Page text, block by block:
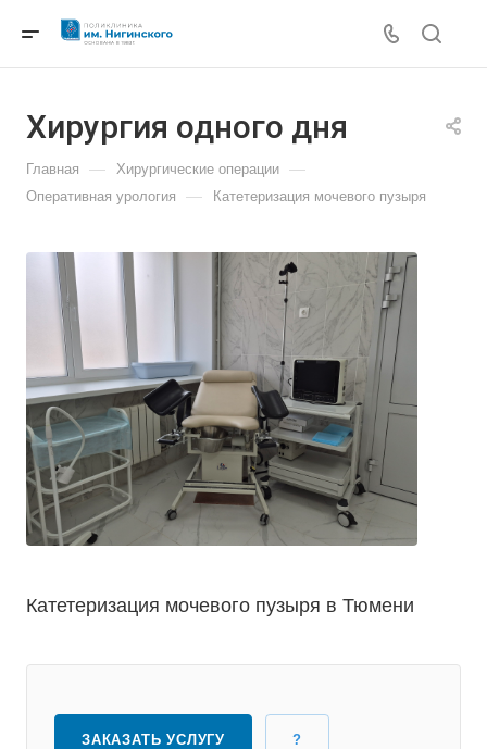
Хирургия одного дня
Главная — Хирургические операции —
Оперативная урология — Катетеризация мочевого пузыря
Катетеризация мочевого пузыря в Тюмени
ЗАКАЗАТЬ УСЛУГУ ?